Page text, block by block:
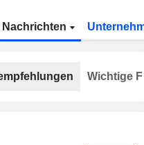
Nachrichten
Wichtige